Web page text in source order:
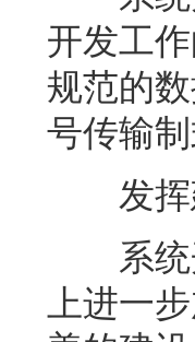
开发工
规范的
号传输
发挥
系统开
上进一